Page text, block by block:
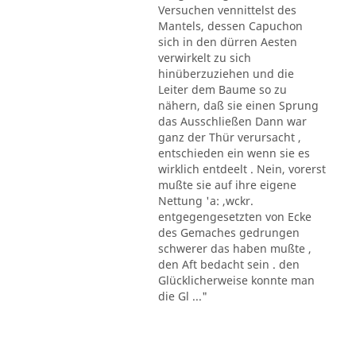
Versuchen vennittelst des
Mantels, dessen Capuchon
sich in den dürren Aesten
verwirkelt zu sich
hinüberzuziehen und die
Leiter dem Baume so zu
nähern, daß sie einen Sprung
das Ausschließen Dann war
ganz der Thür verursacht ,
entschieden ein wenn sie es
wirklich entdeelt . Nein, vorerst
mußte sie auf ihre eigene
Nettung 'a: ,wckr.
entgegengesetzten von Ecke
des Gemaches gedrungen
schwerer das haben mußte ,
den Aft bedacht sein . den
Glücklicherweise konnte man
die Gl ..."